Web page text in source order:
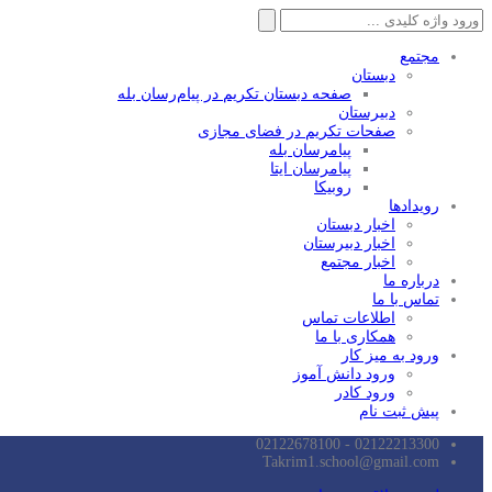
جستجو
برای:
مجتمع
دبستان
صفحه دبستان تکریم در پیام‌رسان بله
دبیرستان
صفحات تکریم در فضای مجازی
پیامرسان بله
پیامرسان ایتا
روبیکا
رویدادها
اخبار دبستان
اخبار دبیرستان
اخبار مجتمع
درباره ما
تماس با ما
اطلاعات تماس
همکاری با ما
ورود به میز کار
ورود دانش آموز
ورود کادر
پیش ثبت نام
02122213300 - 02122678100
Takrim1.school@gmail.com